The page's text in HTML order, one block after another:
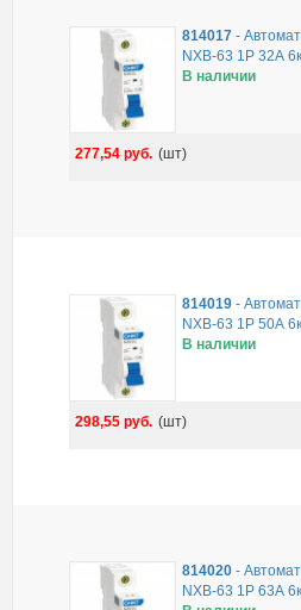
814017 -
NXB-63 1P 32А
В наличии
277,54руб. (шт)
814019 -
NXB-63 1P 50А
В наличии
298,55руб. (шт)
814020 -
NXB-63 1P 63А